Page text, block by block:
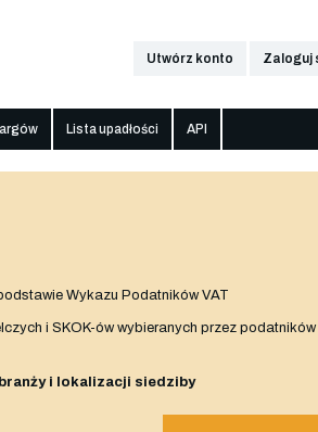
Utwórz konto Zaloguj
Lista upadłości API
Wykazu Podatników VAT
i SKOK-ów wybieranych przez podatników
branży i lokalizacji siedziby